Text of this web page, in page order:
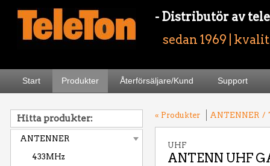
- Distributör av
sedan 1969 |
Start Produkter Återförsäljare/Kund Support
Hitta produkter:
ANTENNER
433MHz
« Produkter ANTENNER /
UHF
ANTENN UHF